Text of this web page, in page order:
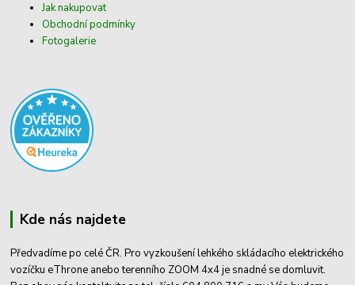
Jak nakupovat
Obchodní podmínky
Fotogalerie
Kde nás najdete
Předvadíme po celé ČR. Pro vyzkoušení lehkého skládacího elektrického
vozíčku eThrone anebo terenního ZOOM 4x4 je snadné se domluvit.